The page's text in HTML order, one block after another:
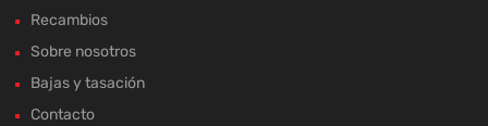
Recambios
Sobre nosotros
Bajas y tasación
Contacto